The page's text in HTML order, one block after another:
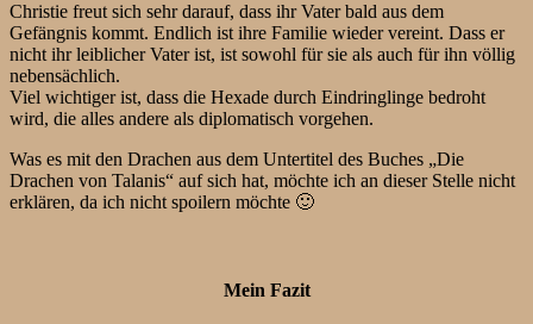
Christie freut sich sehr darauf, dass ihr Vater bald aus dem
Gefängnis kommt. Endlich ist ihre Familie wieder vereint. Dass er
nicht ihr leiblicher Vater ist, ist sowohl für sie als auch für ihn völlig
nebensächlich.
Viel wichtiger ist, dass die Hexade durch Eindringlinge bedroht
wird, die alles andere als diplomatisch vorgehen.
Was es mit den Drachen aus dem Untertitel des Buches „Die
Drachen von Talanis“ auf sich hat, möchte ich an dieser Stelle nicht
erklären, da ich nicht spoilern möchte 🙂
Mein Fazit